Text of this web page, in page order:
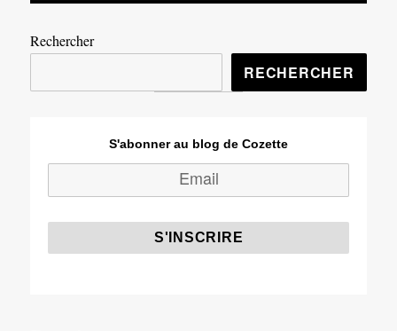
Rechercher
RECHERCHER
S'abonner au blog de Cozette